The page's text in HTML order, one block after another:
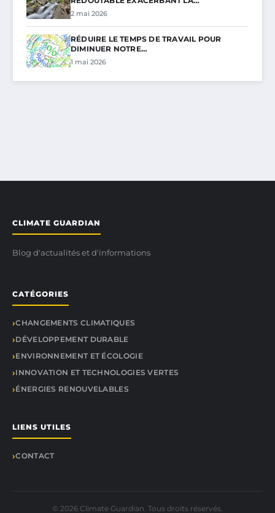
2 mai 2026
RÉDUIRE LE TEMPS DE TRAVAIL POUR
DIMINUER NOTRE…
1 mai 2026
CLIMATE GUARDIAN
Blog d'actualités et d'informations
CATÉGORIES
CHANGEMENTS CLIMATIQUES
DÉVELOPPEMENT DURABLE
ENVIRONNEMENT ET ÉCOLOGIE
INNOVATION ET TECHNOLOGIES VERTES
ÉNERGIES RENOUVELABLES
LIENS UTILES
CONTACT
© 2026 Climate Guardian. Tous droits réservés.